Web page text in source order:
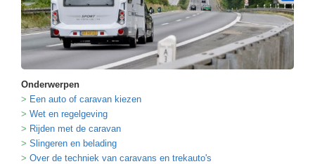
Onderwerpen
Een auto of caravan kiezen
Wet en regelgeving
Rijden met de caravan
Slingeren en belading
Over de techniek van caravans en trekauto's